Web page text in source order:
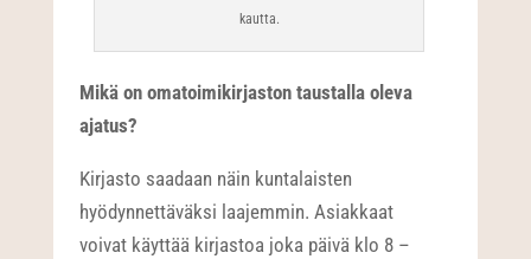
kautta.
Mikä on omatoimikirjaston taustalla oleva
ajatus?
Kirjasto saadaan näin kuntalaisten
hyödynnettäväksi laajemmin. Asiakkaat
voivat käyttää kirjastoa joka päivä klo 8 –